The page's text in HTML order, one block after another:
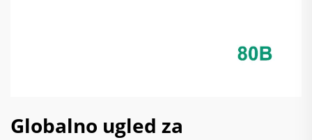
Globalno ugled za